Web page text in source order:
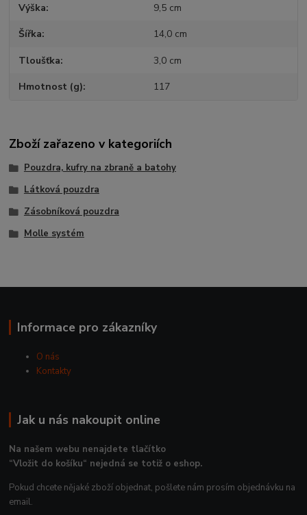
Výška 9,5 cm
Šířka 14,0 cm
Tloušťka 3,0 cm
Hmotnost (g) 117
Zboží zařazeno v kategoriích
Pouzdra, kufry na zbraně a batohy
Látková pouzdra
Zásobníková pouzdra
Molle systém
Informace pro zákazníky
O nás
Kontakty
Jak u nás nakoupit online
Na našem webu nenajdete tlačítko
“Vložit do košíku“ nejedná se totiž o eshop.
Pokud chcete nějaké zboží objednat, pošlete nám prosím objednávku na
email.